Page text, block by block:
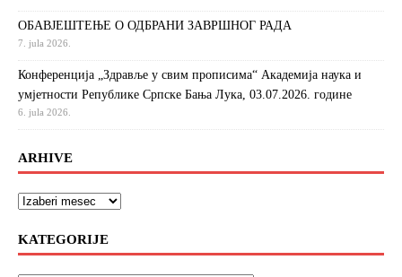
ОБАВЈЕШТЕЊЕ О ОДБРАНИ ЗАВРШНОГ РАДА
7. jula 2026.
Конференција „Здравље у свим прописима“ Академија наука и
умјетности Републике Српске Бања Лука, 03.07.2026. године
6. jula 2026.
ARHIVE
KATEGORIJE